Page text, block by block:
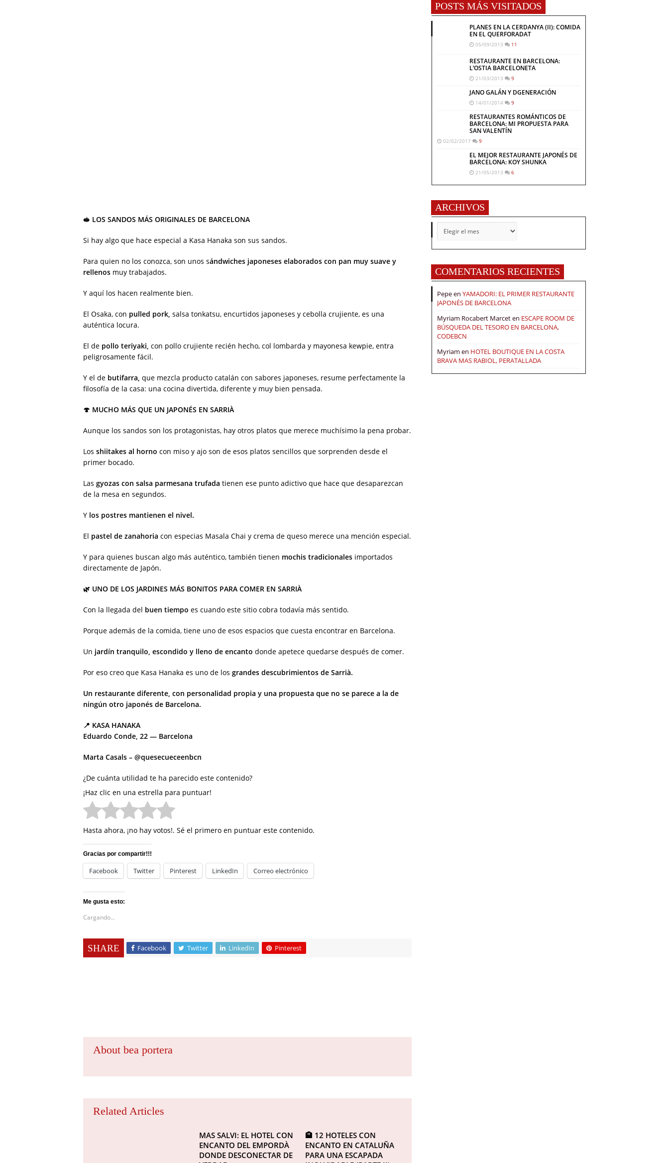
🥪 LOS SANDOS MÁS ORIGINALES DE BARCELONA
Si hay algo que hace especial a Kasa Hanaka son sus sandos.
Para quien no los conozca, son unos sándwiches japoneses elaborados con pan muy suave y
rellenos muy trabajados.
Y aquí los hacen realmente bien.
El Osaka, con pulled pork, salsa tonkatsu, encurtidos japoneses y cebolla crujiente, es una
auténtica locura.
El de pollo teriyaki, con pollo crujiente recién hecho, col lombarda y mayonesa kewpie, entra
peligrosamente fácil.
Y el de butifarra, que mezcla producto catalán con sabores japoneses, resume perfectamente la
filosofía de la casa: una cocina divertida, diferente y muy bien pensada.
🍄 MUCHO MÁS QUE UN JAPONÉS EN SARRIÀ
Aunque los sandos son los protagonistas, hay otros platos que merece muchísimo la pena probar.
Los shiitakes al horno con miso y ajo son de esos platos sencillos que sorprenden desde el
primer bocado.
Las gyozas con salsa parmesana trufada tienen ese punto adictivo que hace que desaparezcan
de la mesa en segundos.
Y los postres mantienen el nivel.
El pastel de zanahoria con especias Masala Chai y crema de queso merece una mención especial.
Y para quienes buscan algo más auténtico, también tienen mochis tradicionales importados
directamente de Japón.
🌿 UNO DE LOS JARDINES MÁS BONITOS PARA COMER EN SARRIÀ
Con la llegada del buen tiempo es cuando este sitio cobra todavía más sentido.
Porque además de la comida, tiene uno de esos espacios que cuesta encontrar en Barcelona.
Un jardín tranquilo, escondido y lleno de encanto donde apetece quedarse después de comer.
Por eso creo que Kasa Hanaka es uno de los grandes descubrimientos de Sarrià.
Un restaurante diferente, con personalidad propia y una propuesta que no se parece a la de
ningún otro japonés de Barcelona.
📍 KASA HANAKA
Eduardo Conde, 22 — Barcelona
Marta Casals – @quesecueceenbcn
¿De cuánta utilidad te ha parecido este contenido?
¡Haz clic en una estrella para puntuar!
Hasta ahora, ¡no hay votos!. Sé el primero en puntuar este contenido.
Gracias por compartir!!!
Facebook Twitter Pinterest LinkedIn Correo electrónico
Me gusta esto:
Cargando...
SHARE Facebook Twitter LinkedIn Pinterest
About bea portera
Related Articles
MAS SALVI: EL HOTEL CON
ENCANTO DEL EMPORDÀ
DONDE DESCONECTAR DE
🏨 12 HOTELES CON
ENCANTO EN CATALUÑA
PARA UNA ESCAPADA
POSTS MÁS VISITADOS
PLANES EN LA CERDANYA (II): COMIDA
EN EL QUERFORADAT
05/09/2013 11
RESTAURANTE EN BARCELONA:
L’OSTIA BARCELONETA
21/03/2013 9
JANO GALÁN Y DGENERACIÓN
14/01/2014 9
RESTAURANTES ROMÁNTICOS DE
BARCELONA: MI PROPUESTA PARA
SAN VALENTÍN
02/02/2017 9
EL MEJOR RESTAURANTE JAPONÉS DE
BARCELONA: KOY SHUNKA
21/05/2013 6
ARCHIVOS
ARCHIVOS
COMENTARIOS RECIENTES
Pepeen YAMADORI: EL PRIMER RESTAURANTE
JAPONÉS DE BARCELONA
Myriam Rocabert Marceten ESCAPE ROOM DE
BÚSQUEDA DEL TESORO EN BARCELONA,
CODEBCN
Myriam en HOTEL BOUTIQUE EN LA COSTA
BRAVA MAS RABIOL, PERATALLADA